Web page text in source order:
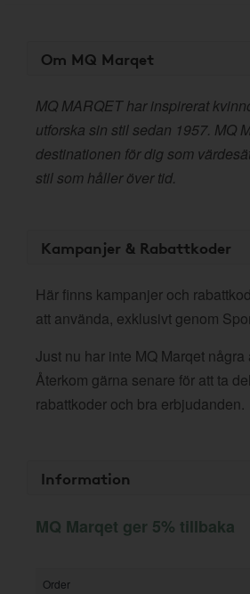
Om MQ Marqet
MQ MARQET har inspirerat
utforska sin stil sedan 1957. MQ
destinationen för dig som
stil som håller över tid.
Kampanjer & Rabattkoder
Här finns kampanjer och
att använda, exklusivt genom
Just nu har inte MQ Marqet
Återkom gärna senare för att ta
rabattkoder och bra erbjudanden.
Information
MQ Marqet ger 5% tillbaka
Order